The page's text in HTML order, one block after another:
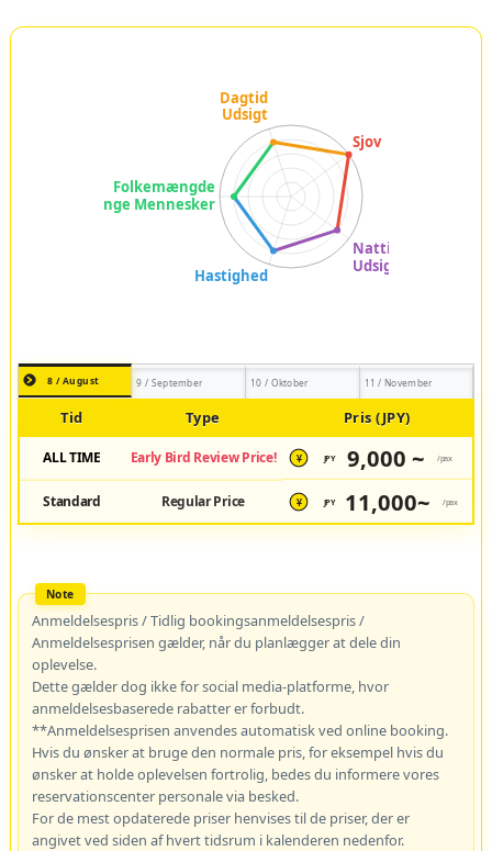
8 / August 9 / September 10 / Oktober 11 / November
Tid Type Pris (JPY)
ALL TIME Early Bird Review Price! ¥ JPY 9,000 ~ /pax
Standard Regular Price ¥ JPY 11,000~ /pax
Anmeldelsespris / Tidlig bookingsanmeldelsespris /
Anmeldelsesprisen gælder, når du planlægger at dele din
oplevelse.
Dette gælder dog ikke for social media-platforme, hvor
anmeldelsesbaserede rabatter er forbudt.
**Anmeldelsesprisen anvendes automatisk ved online booking.
Hvis du ønsker at bruge den normale pris, for eksempel hvis du
ønsker at holde oplevelsen fortrolig, bedes du informere vores
reservationscenter personale via besked.
For de mest opdaterede priser henvises til de priser, der er
angivet ved siden af hvert tidsrum i kalenderen nedenfor.